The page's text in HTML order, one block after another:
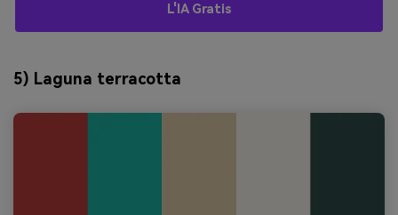
L'IA Gratis
5) Laguna terracotta